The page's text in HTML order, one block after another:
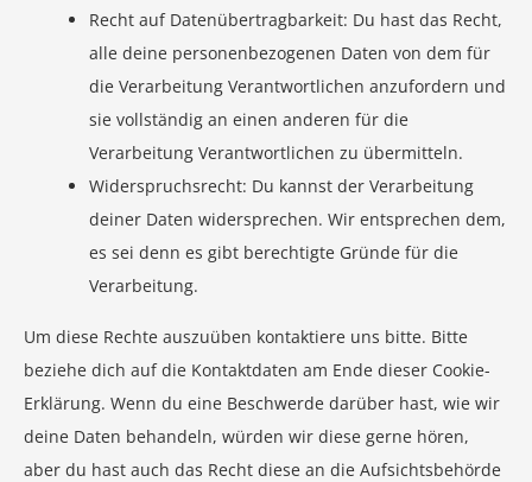
Recht auf Datenübertragbarkeit: Du hast das Recht,
alle deine personenbezogenen Daten von dem für
die Verarbeitung Verantwortlichen anzufordern und
sie vollständig an einen anderen für die
Verarbeitung Verantwortlichen zu übermitteln.
Widerspruchsrecht: Du kannst der Verarbeitung
deiner Daten widersprechen. Wir entsprechen dem,
es sei denn es gibt berechtigte Gründe für die
Verarbeitung.
Um diese Rechte auszuüben kontaktiere uns bitte. Bitte
beziehe dich auf die Kontaktdaten am Ende dieser Cookie-
Erklärung. Wenn du eine Beschwerde darüber hast, wie wir
deine Daten behandeln, würden wir diese gerne hören,
aber du hast auch das Recht diese an die Aufsichtsbehörde